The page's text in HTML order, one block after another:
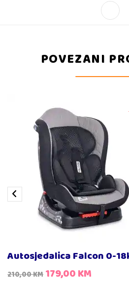
POVEZANI
Autosjedalica Falcon 0-
210,00KM 179,00KM